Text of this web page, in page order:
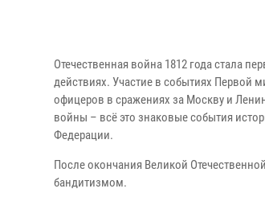
Отечественная война 1812 года стала
действиях. Участие в событиях Первой
офицеров в сражениях за Москву и
войны – всё это знаковые события
Федерации.
После окончания Великой
бандитизмом.